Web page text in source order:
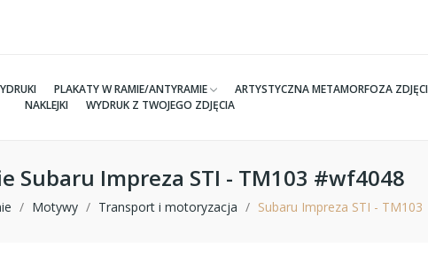
PLAKATY W RAMIE/ANTYRAMIE ARTYSTYCZNA METAMORFOZA
NAKLEJKI
WYDRUK Z TWOJEGO ZDJĘCIA
Subaru Impreza STI - TM103 #wf4048
Motywy Transport i motoryzacja Subaru Impreza STI - TM103